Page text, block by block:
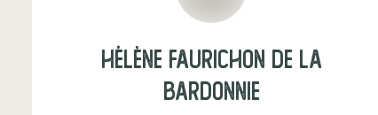
Hélène faurichon de la
bardonnie